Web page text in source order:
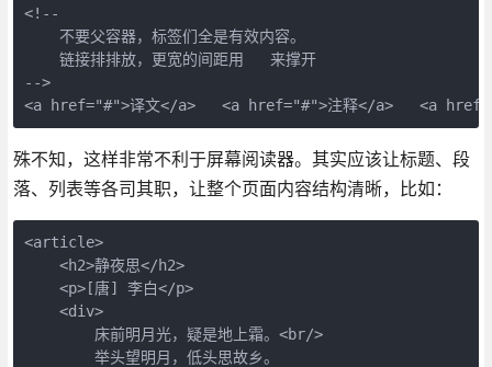
<!--
    不要父容器，标签们全是有效内容。
    链接排排放，更宽的间距用   来撑开
-->
<a href="#">译文</a>   <a href="#">注释</a>   <a
殊不知，这样非常不利于屏幕阅读器。其实应该让标题、段
落、列表等各司其职，让整个页面内容结构清晰，比如：
<article>
    <h2>静夜思</h2>
    <p>[唐] 李白</p>
    <div>
        床前明月光，疑是地上霜。<br/>
        举头望明月，低头思故乡。